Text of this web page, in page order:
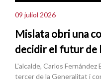
09 juliol 2026
Mislata obri una
decidir el futur de
L'alcalde, Carlos
tercer de la Generalitat i